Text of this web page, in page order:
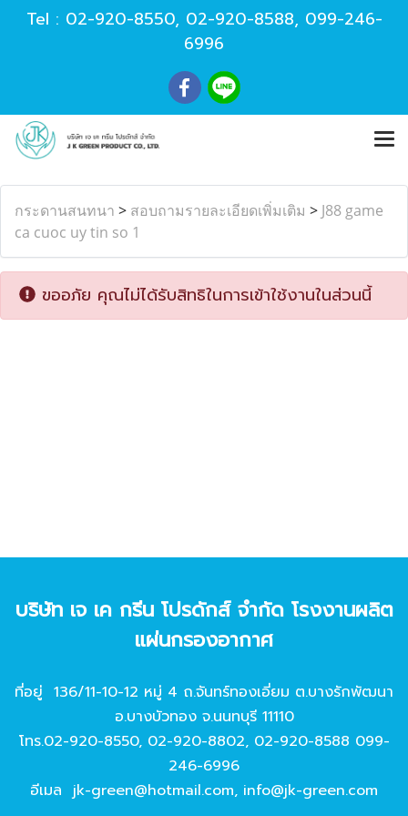
Tel : 02-920-8550, 02-920-8588, 099-246-
6996
กระดานสนทนา > สอบถามรายละเอียดเพิ่มเติม > J88 game
ca cuoc uy tin so 1
ขออภัย คุณไม่ได้รับสิทธิในการเข้าใช้งานในส่วนนี้
บริษัท เจ เค กรีน โปรดักส์ จํากัด โรงงานผลิต
แผ่นกรองอากาศ
ที่อยู่ 136/11-10-12 หมู่ 4 ถ.จันทร์ทองเอี่ยม ต.บางรักพัฒนา
อ.บางบัวทอง จ.นนทบุรี 11110
โทร.02-920-8550, 02-920-8802, 02-920-8588 099-
246-6996
อีเมล jk-green@hotmail.com, info@jk-green.com